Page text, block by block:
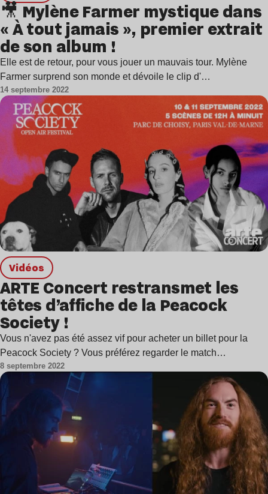
🎥 Mylène Farmer mystique dans
« À tout jamais », premier extrait
de son album !
Elle est de retour, pour vous jouer un mauvais tour. Mylène
Farmer surprend son monde et dévoile le clip d'…
14 septembre 2022
Vidéos
ARTE Concert restransmet les
têtes d’affiche de la Peacock
Society !
Vous n'avez pas été assez vif pour acheter un billet pour la
Peacock Society ? Vous préférez regarder le match…
8 septembre 2022